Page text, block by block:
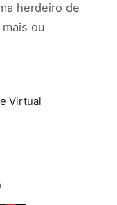
herdeiro de
ou
Virtual